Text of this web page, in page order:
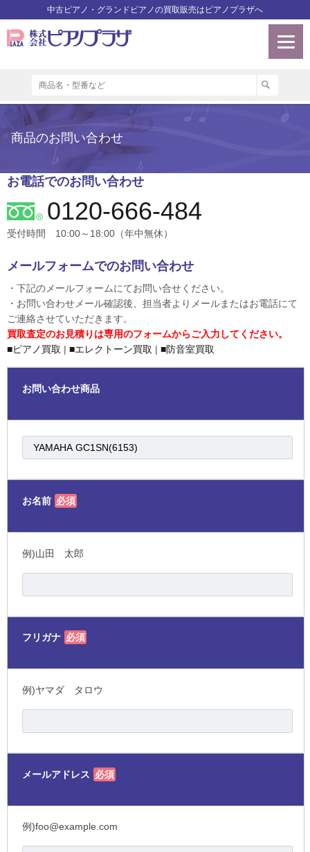
中古ピアノ・グランドピアノの買取販売はピアノプラザへ
商品のお問い合わせ
お電話でのお問い合わせ
0120-666-484
受付時間 10:00～18:00（年中無休）
メールフォームでのお問い合わせ
・下記のメールフォームにてお問い合せください。
・お問い合わせメール確認後、担当者よりメールまたはお電話にて
ご連絡させていただきます。
買取査定のお見積りは専用のフォームからご入力してください。
■ピアノ買取 | ■エレクトーン買取 | ■防音室買取
お問い合わせ商品
お名前 必須
例)山田 太郎
フリガナ 必須
例)ヤマダ タロウ
メールアドレス 必須
例)foo@example.com